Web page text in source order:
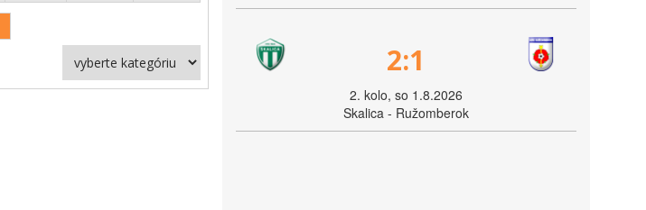
2:1
2. kolo, so 1.8.2026
Skalica - Ružomberok